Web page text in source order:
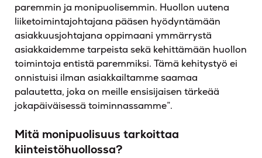
paremmin ja monipuolisemmin. Huollon uutena
liiketoimintajohtajana pääsen hyödyntämään
asiakkuusjohtajana oppimaani ymmärrystä
asiakkaidemme tarpeista sekä kehittämään huollon
toimintoja entistä paremmiksi. Tämä kehitystyö ei
onnistuisi ilman asiakkailtamme saamaa
palautetta, joka on meille ensisijaisen tärkeää
jokapäiväisessä toiminnassamme”.
Mitä monipuolisuus tarkoittaa
kiinteistöhuollossa?